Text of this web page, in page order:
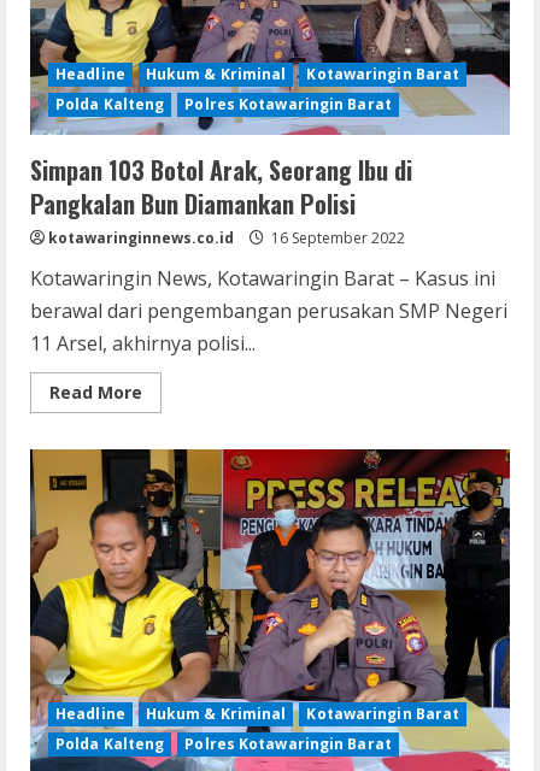
Headline Hukum & Kriminal
Kotawaringin Barat
Polda Kalteng
Polres Kotawaringin Barat
Simpan 103 Botol Arak, Seorang Ibu di
Pangkalan Bun Diamankan Polisi
kotawaringinnews.co.id 16 September 2022
Kotawaringin News, Kotawaringin Barat – Kasus ini
berawal dari pengembangan perusakan SMP Negeri
11 Arsel, akhirnya polisi...
Read More
more
103
Botol
Arak,
Seorang
Ibu
di
Pangkalan
Bun
Diamankan
Polisi
Headline Hukum & Kriminal
Kotawaringin Barat
Polda Kalteng
Polres Kotawaringin Barat